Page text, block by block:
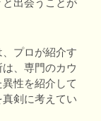
出会うことが
プロが紹介す
、専門のカウ
性を紹介して
剣に考えてい